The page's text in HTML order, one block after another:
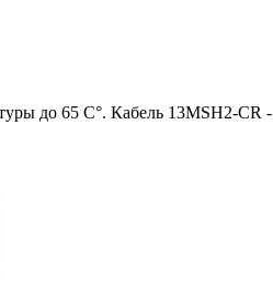
до 65 С°. Кабель 13MSH2-CR -